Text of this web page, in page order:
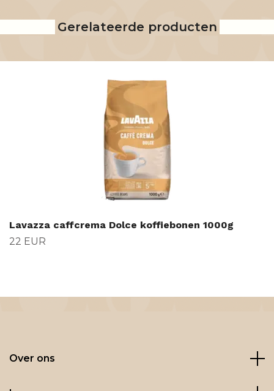
Gerelateerde producten
Lavazza caffcrema Dolce koffiebonen 1000g
22 EUR
Over ons